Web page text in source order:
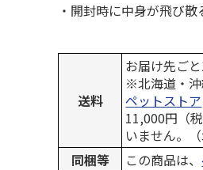
・開封時に中身が飛び
送料
お届け先ご
※北海道・沖
ペットストア
11,000円（
いません。
同梱等
この商品は、